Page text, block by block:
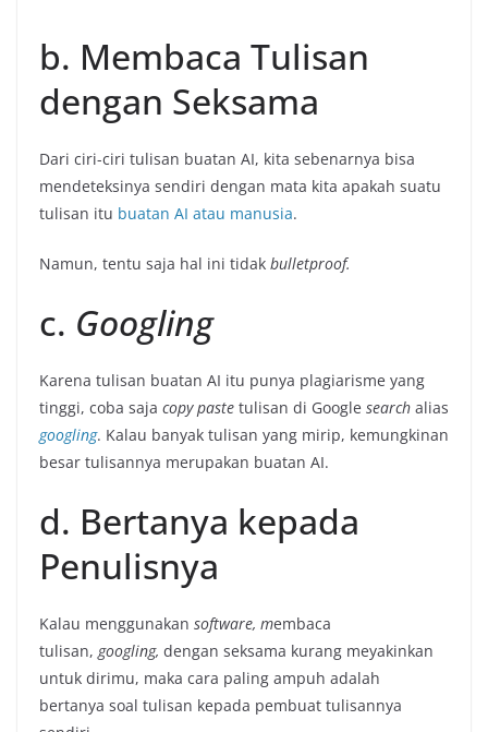
b. Membaca Tulisan
dengan Seksama
Dari ciri-ciri tulisan buatan AI, kita sebenarnya bisa
mendeteksinya sendiri dengan mata kita apakah suatu
tulisan itu buatan AI atau manusia.
Namun, tentu saja hal ini tidak bulletproof.
c. Googling
Karena tulisan buatan AI itu punya plagiarisme yang
tinggi, coba saja copy paste tulisan di Google search alias
googling. Kalau banyak tulisan yang mirip, kemungkinan
besar tulisannya merupakan buatan AI.
d. Bertanya kepada
Penulisnya
Kalau menggunakan software, membaca
tulisan, googling, dengan seksama kurang meyakinkan
untuk dirimu, maka cara paling ampuh adalah
bertanya soal tulisan kepada pembuat tulisannya